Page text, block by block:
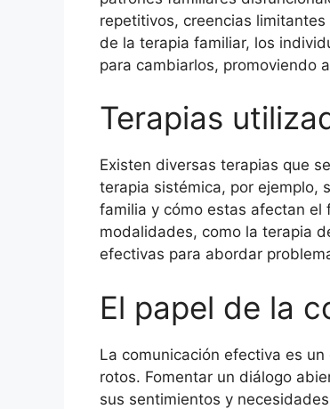
repetitivos, creencias
de la terapia familiar, los
para cambiarlos, promoviendo
Terapias
Existen diversas terapias que
terapia sistémica, por ejemplo,
familia y cómo estas afectan el
modalidades, como la terapia
efectivas para abordar
El papel de la
La comunicación efectiva es
rotos. Fomentar un diálogo
sus sentimientos y